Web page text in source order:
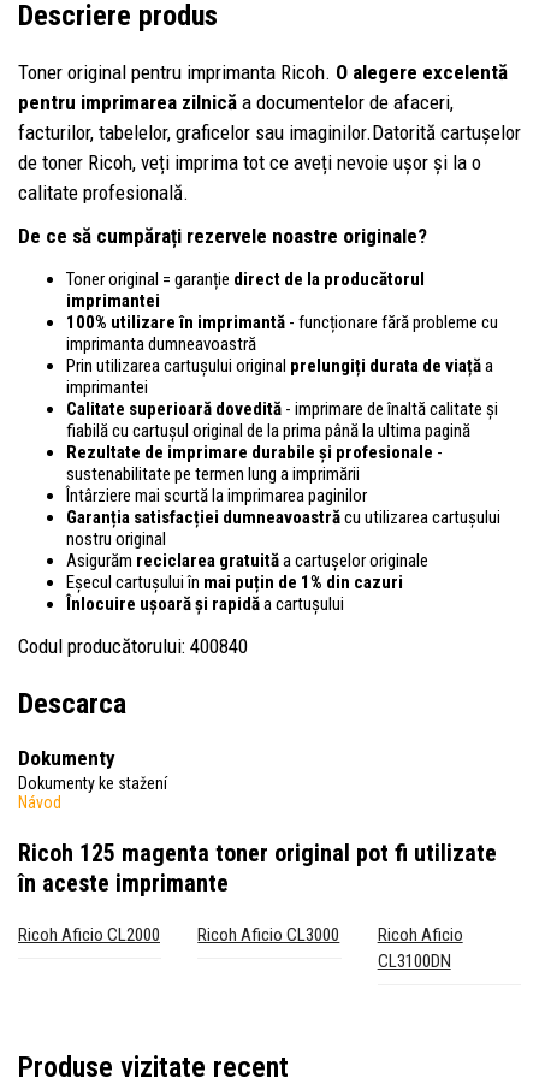
Descriere produs
Toner original pentru imprimanta Ricoh. O alegere excelentă
pentru imprimarea zilnică a documentelor de afaceri,
facturilor, tabelelor, graficelor sau imaginilor.Datorită cartușelor
de toner Ricoh, veți imprima tot ce aveți nevoie ușor și la o
calitate profesională.
De ce să cumpărați rezervele noastre originale?
Toner original = garanție direct de la producătorul
imprimantei
100% utilizare în imprimantă - funcționare fără probleme cu
imprimanta dumneavoastră
Prin utilizarea cartușului original prelungiți durata de viațăa
imprimantei
Calitate superioară dovedită - imprimare de înaltă calitate și
fiabilă cu cartușul original de la prima până la ultima pagină
Rezultate de imprimare durabile și profesionale -
sustenabilitate pe termen lung a imprimării
Întârziere mai scurtă la imprimarea paginilor
Garanția satisfacției dumneavoastrăcu utilizarea cartușului
nostru original
Asigurăm reciclarea gratuităa cartușelor originale
Eșecul cartușului în mai puțin de 1% din cazuri
Înlocuire ușoară și rapidăa cartușului
Codul producătorului: 400840
Descarca
Dokumenty
Dokumenty ke stažení
Návod
Ricoh 125 magenta toner original pot fi utilizate
în aceste imprimante
Ricoh Aficio CL2000 Ricoh Aficio CL3000
Ricoh Aficio
CL3100DN
Produse vizitate recent